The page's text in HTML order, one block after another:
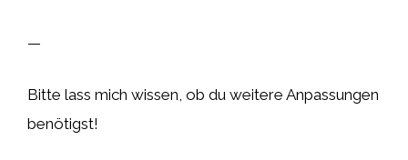
—
Bitte lass mich wissen, ob du weitere Anpassungen
benötigst!